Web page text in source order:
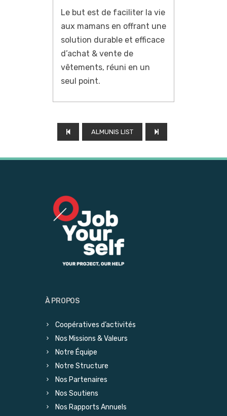
Le but est de faciliter la vie
aux mamans en offrant une
solution durable et efficace
d’achat & vente de
vêtements, réuni en un
seul point.
ALMUNIS LIST
À PROPOS
Coopératives d’activités
Nos Missions & Valeurs
Notre Équipe
Notre Structure
Nos Partenaires
Nos Soutiens
Nos Rapports Annuels